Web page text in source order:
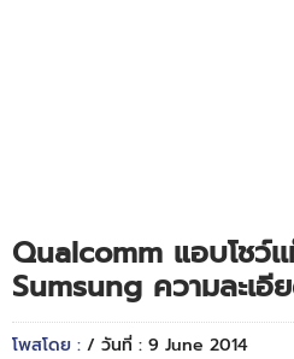
Qualcomm แอบโชว์เ
Sumsung ความละเอี
โพสโดย : / วันที่ : 9 June 2014